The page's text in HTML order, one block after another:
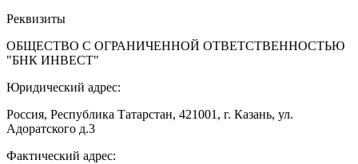
Реквизиты
ОБЩЕСТВО С ОГРАНИЧЕННОЙ ОТВЕТСТВЕННОСТЬЮ
"БНК ИНВЕСТ"
Юридический адрес:
Россия, Республика Татарстан, 421001, г. Казань, ул.
Адоратского д.3
Фактический адрес: